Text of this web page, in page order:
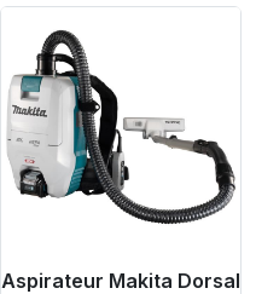
Product Link
Aspirateur Makita Dorsal